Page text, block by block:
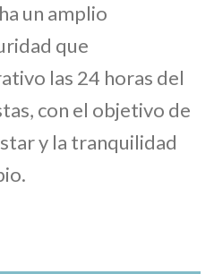
un amplio
que
las 24 horas del
con el objetivo de
y la tranquilidad